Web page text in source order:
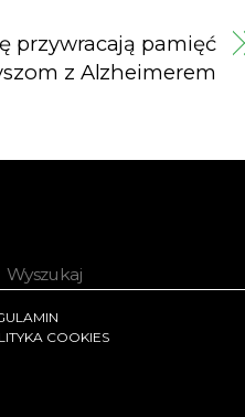
przywracają pamięć
z Alzheimerem
COOKIES